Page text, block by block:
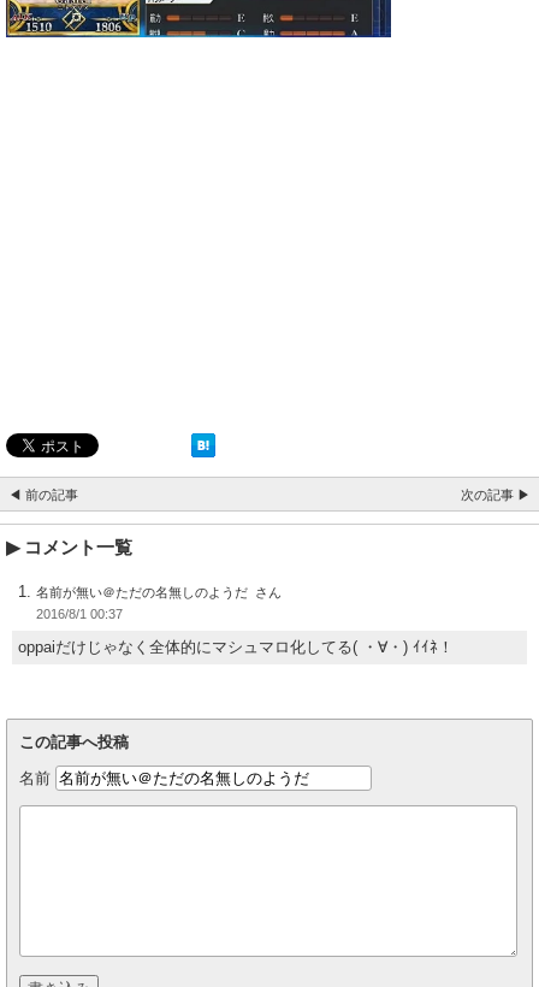
◀ 前の記事 次の記事 ▶
コメント一覧
名前が無い＠ただの名無しのようだ
2016/8/1 00:37
oppaiだけじゃなく全体的にマシュマロ化してる( ・∀・) ｲｲﾈ！
この記事へ投稿
名前